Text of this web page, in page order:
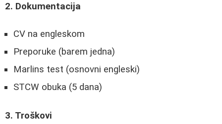
2. Dokumentacija
CV na engleskom
Preporuke (barem jedna)
Marlins test (osnovni engleski)
STCW obuka (5 dana)
3. Troškovi